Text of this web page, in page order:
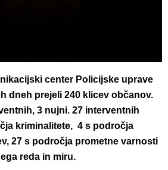
center Policijske uprave
dneh prejeli 240 klicev občanov.
3 nujni. 27 interventnih
kriminalitete, 4 s področja
27 s področja prometne varnosti
reda in miru.